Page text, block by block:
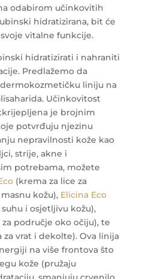
odabirom učinkovitih
hidratizirana, bit će
vitalne funkcije.
hidratizirati i nahraniti
Predlažemo da
liniju na
Učinkovitost
je brojnim
potvrđuju njezinu
nepravilnosti kože kao
strije, akne i
potrebama, možete
(krema za lice za
kožu), Elicina Eco
i osjetljivu kožu),
područje oko očiju), te
vrat i dekolte). Ova linija
na više frontova što
kože (pružaju